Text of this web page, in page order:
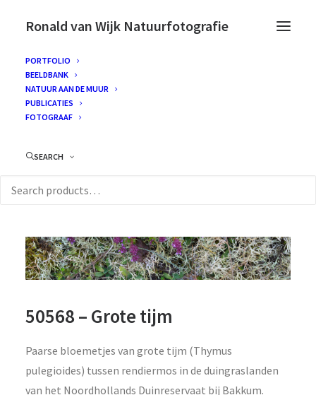
Ronald van Wijk Natuurfotografie
PORTFOLIO
BEELDBANK
NATUUR AAN DE MUUR
PUBLICATIES
FOTOGRAAF
SEARCH
50568 – Grote tijm
Paarse bloemetjes van grote tijm (Thymus
pulegioides) tussen rendiermos in de duingraslanden
van het Noordhollands Duinreservaat bij Bakkum.